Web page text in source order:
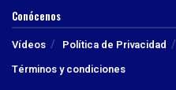
Conócenos
Vídeos Política de Privacidad
Términos y condiciones